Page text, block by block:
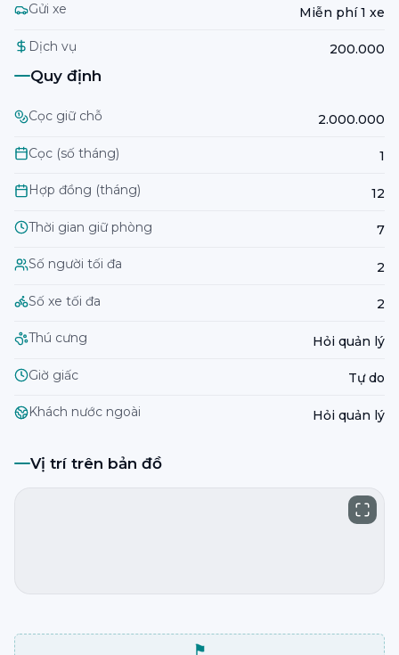
Gửi xe Miễn phí 1 xe
Dịch vụ 200.000
Quy định
Cọc giữ chỗ 2.000.000
Cọc (số tháng) 1
Hợp đồng (tháng) 12
Thời gian giữ phòng 7
Số người tối đa 2
Số xe tối đa 2
Thú cưng Hỏi quản lý
Giờ giấc Tự do
Khách nước ngoài Hỏi quản lý
Vị trí trên bản đồ
⚑